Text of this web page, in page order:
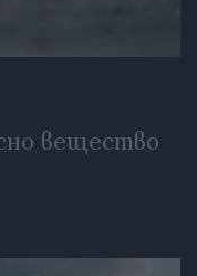
вещество